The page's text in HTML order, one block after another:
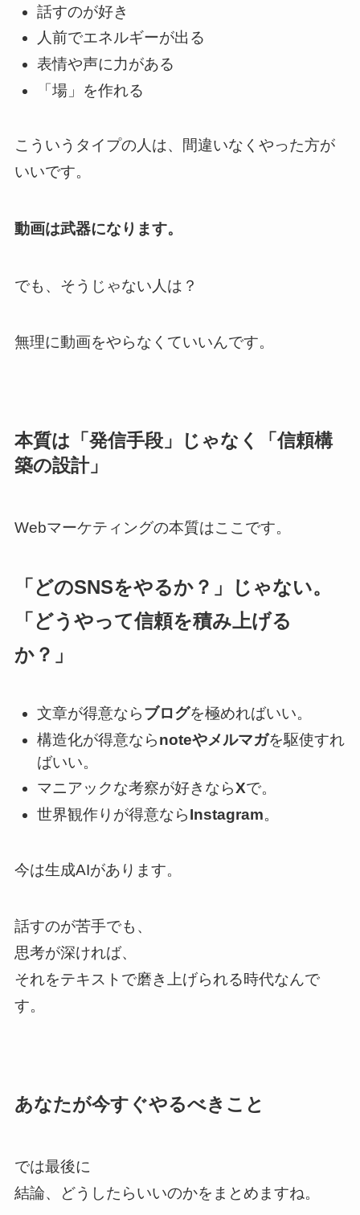
話すのが好き
人前でエネルギーが出る
表情や声に力がある
「場」を作れる
こういうタイプの人は、間違いなくやった方が
いいです。
動画は武器になります。
でも、そうじゃない人は？
無理に動画をやらなくていいんです。
本質は「発信手段」じゃなく「信頼構
築の設計」
Webマーケティングの本質はここです。
「どのSNSをやるか？」
じゃない。
「どうやって信頼を積み上げる
か？」
文章が得意ならブログを極めればいい。
構造化が得意ならnoteやメルマガを駆使すれ
ばいい。
マニアックな考察が好きならXで。
世界観作りが得意ならInstagram。
今は生成AIがあります。
話すのが苦手でも、
思考が深ければ、
それをテキストで磨き上げられる時代なんで
す。
あなたが今すぐやるべきこと
では最後に
結論、どうしたらいいのかをまとめますね。